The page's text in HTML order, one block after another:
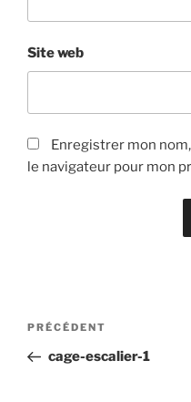
Site web
Enregistrer mon
le navigateur pour mon
Navigation
l’article
Article
précédent
PRÉCÉDENT
cage-escalier-1